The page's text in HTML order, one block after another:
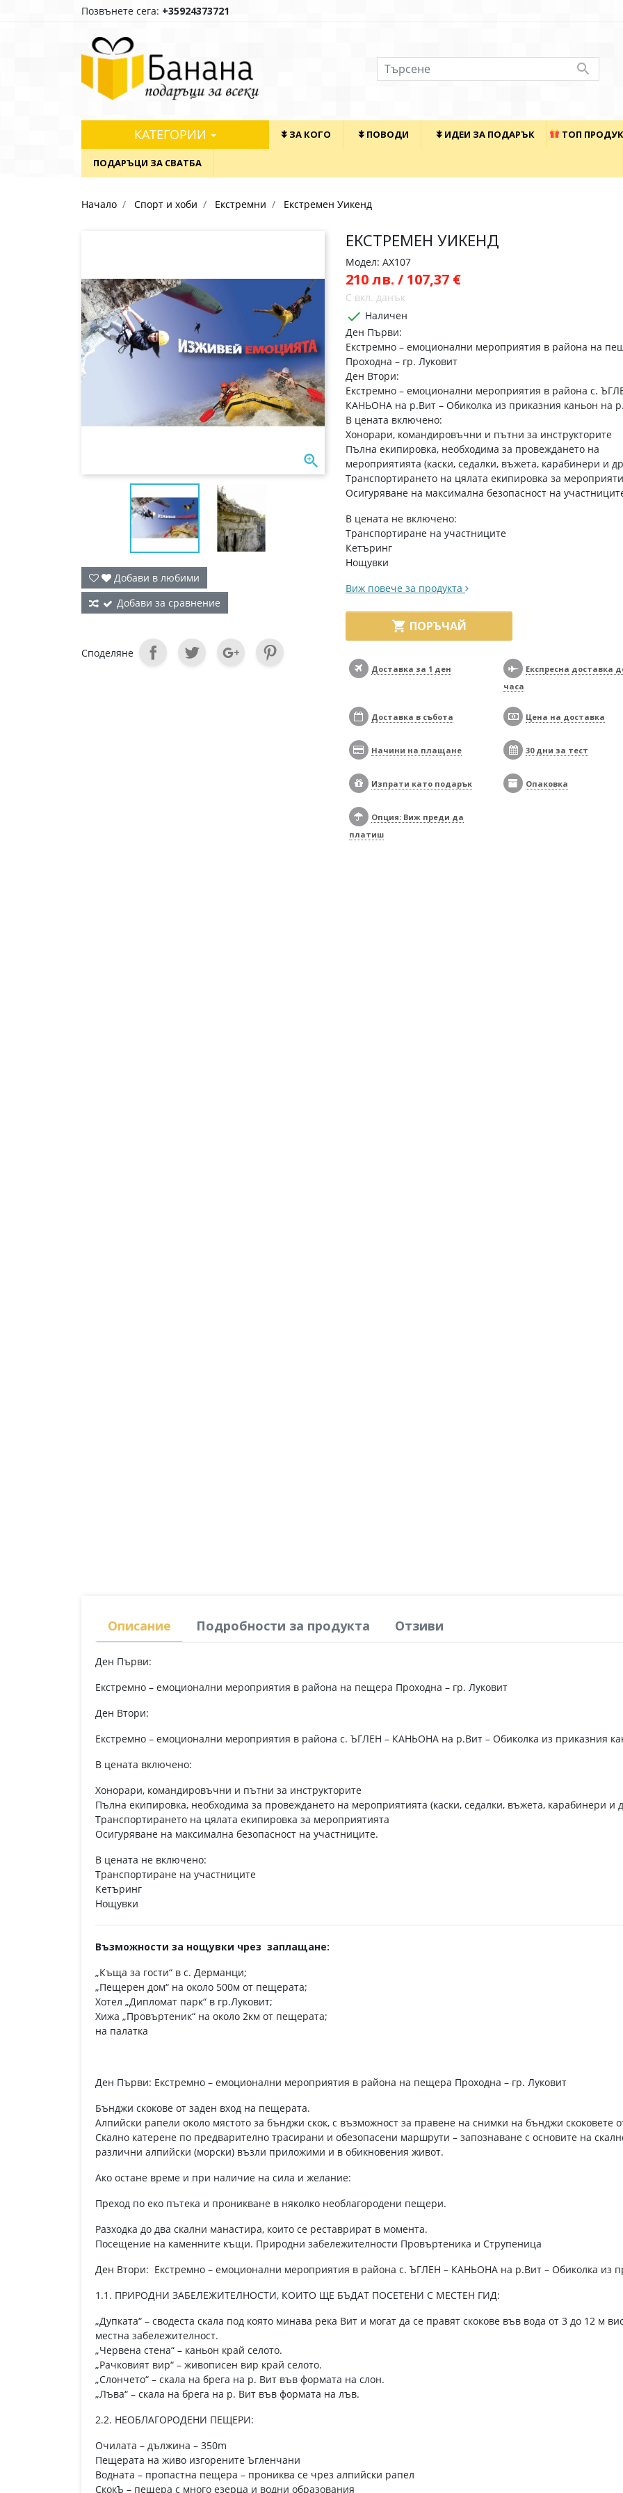
Позвънете сега: +35924373721

КАТЕГОРИИ ⯯ ЗА КОГО ⯯ ПОВОДИ ⯯ ИДЕИ ЗА ПОДАРЪК ТОП
ПОДАРЪЦИ ЗА СВАТБА
Начало Спорт и хоби Екстремни Екстремен Уикенд

Добави в любими
Добави за сравнение
Споделяне
ЕКСТРЕМЕН УИКЕНД
Модел: AX107
210 лв. / 107,37 €
С вкл. данък
 Наличен
Ден Първи:
Екстремно – емоционални мероприятия в района на
Проходна – гр. Луковит
Ден Втори:
Екстремно – емоционални мероприятия в района с.
КАНЬОНА на р.Вит – Обиколка из приказния каньон на
В цената включено:
Хонорари, командировъчни и пътни за инструкторите
Пълна екипировка, необходима за провеждането на
мероприятията (каски, седалки, въжета, карабинери и
Транспортирането на цялата екипировка за
Осигуряване на максимална безопасност на
В цената не включено:
Транспортиране на участниците
Кетъринг
Нощувки
Виж повече за продукта
 ПОРЪЧАЙ
Доставка за 1 ден
Експресна доставка
часа
Доставка в събота Цена на доставка
Начини на плащане 30 дни за тест
Изпрати като подарък Опаковка
Опция: Виж преди да
платиш
Описание Подробности за продукта Отзиви
Ден Първи:
Екстремно – емоционални мероприятия в района на пещера Проходна – гр. Луковит
Ден Втори:
Екстремно – емоционални мероприятия в района с. ЪГЛЕН – КАНЬОНА на р.Вит – Обиколка из приказния
В цената включено:
Хонорари, командировъчни и пътни за инструкторите
Пълна екипировка, необходима за провеждането на мероприятията (каски, седалки, въжета, карабинери и
Транспортирането на цялата екипировка за мероприятията
Осигуряване на максимална безопасност на участниците.
В цената не включено:
Транспортиране на участниците
Кетъринг
Нощувки
Възможности за нощувки чрез заплащане:
„Къща за гости“ в с. Дерманци;
„Пещерен дом“ на около 500м от пещерата;
Хотел „Дипломат парк“ в гр.Луковит;
Хижа „Провъртеник“ на около 2км от пещерата;
на палатка
Ден Първи: Екстремно – емоционални мероприятия в района на пещера Проходна – гр. Луковит
Бънджи скокове от заден вход на пещерата.
Алпийски рапели около мястото за бънджи скок, с възможност за правене на снимки на бънджи скоковете
Скално катерене по предварително трасирани и обезопасени маршрути – запознаване с основите на
различни алпийски (морски) възли приложими и в обикновения живот.
Ако остане време и при наличие на сила и желание:
Преход по еко пътека и проникване в няколко необлагородени пещери.
Разходка до два скални манастира, които се реставрират в момента.
Посещение на каменните къщи. Природни забележителности Провъртеника и Струпеница
Ден Втори: Екстремно – емоционални мероприятия в района с. ЪГЛЕН – КАНЬОНА на р.Вит – Обиколка из
1.1. ПРИРОДНИ ЗАБЕЛЕЖИТЕЛНОСТИ, КОИТО ЩЕ БЪДАТ ПОСЕТЕНИ С МЕСТЕН ГИД:
„Дупката“ – сводеста скала под която минава река Вит и могат да се правят скокове във вода от 3 до 12 м
местна забележителност.
„Червена стена“ – каньон край селото.
„Рачковият вир“ – живописен вир край селото.
„Слончето“ – скала на брега на р. Вит във формата на слон.
„Лъва“ – скала на брега на р. Вит във формата на лъв.
2.2. НЕОБЛАГОРОДЕНИ ПЕЩЕРИ:
Очилата – дължина – 350m
Пещерата на живо изгорените Ъгленчани
Водната – пропастна пещера – прониква се чрез алпийски рапел
СкокЪ – пещера с много езерца и водни образования